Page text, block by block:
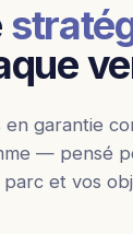
garantie
— pensé
et vos